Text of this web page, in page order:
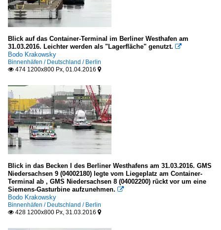
Blick auf das Container-Terminal im Berliner Westhafen am
31.03.2016. Leichter werden als "Lagerfläche" genutzt. 
Bodo Krakowsky
Binnenhäfen / Deutschland / Berlin
 474 1200x800 Px, 01.04.2016 
Blick in das Becken I des Berliner Westhafens am 31.03.2016. GMS
Niedersachsen 9 (04002180) legte vom Liegeplatz am Container-
Terminal ab , GMS Niedersachsen 8 (04002200) rückt vor um eine
Siemens-Gasturbine aufzunehmen. 
Bodo Krakowsky
Binnenhäfen / Deutschland / Berlin
 428 1200x800 Px, 31.03.2016 